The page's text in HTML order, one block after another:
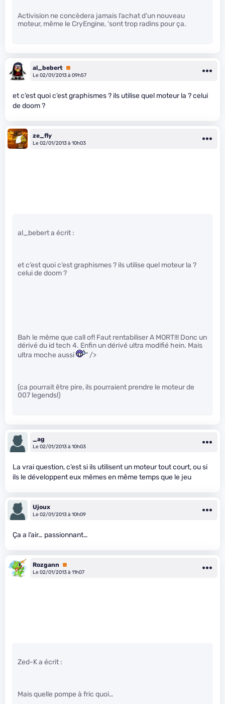
Activision ne concèdera jamais l’achat d’un nouveau
moteur, même le CryEngine, ‘sont trop radins pour ça.
al_bebert Premium
Le 02/01/2013 à 09h57
et c’est quoi c’est graphismes ? ils utilise quel moteur la ? celui
de doom ?
ze_fly
Le 02/01/2013 à 10h03
al_bebert a écrit :
et c’est quoi c’est graphismes ? ils utilise quel moteur la ?
celui de doom ?
Bah le même que call of! Faut rentabiliser A MORT!!! Donc un
dérivé du id tech 4. Enfin un dérivé ultra modifié hein. Mais
ultra moche aussi
" />
(ca pourrait être pire, ils pourraient prendre le moteur de
007 legends!)
_ag
Le 02/01/2013 à 10h03
La vrai question, c’est si ils utilisent un moteur tout court, ou si
ils le développent eux mêmes en même temps que le jeu
Ujoux
Le 02/01/2013 à 10h09
Ça a l’air… passionnant…
Rozgann
Premium
Le 02/01/2013 à 11h07
Zed-K a écrit :
Mais quelle pompe à fric quoi…